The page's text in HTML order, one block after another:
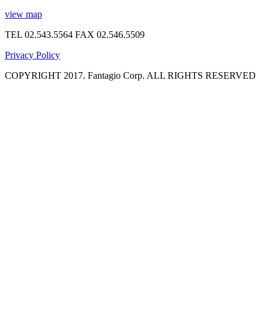
view map
TEL 02.543.5564 FAX 02.546.5509
Privacy Policy
COPYRIGHT 2017. Fantagio Corp. ALL RIGHTS RESERVED